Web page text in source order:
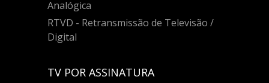
Analógica
RTVD - Retransmissão de Televisão /
Digital
TV POR ASSINATURA